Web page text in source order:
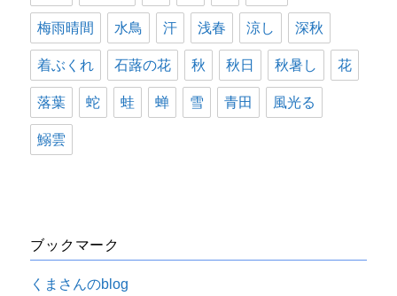
梅雨晴間 水鳥 汗 浅春 涼し 深秋
着ぶくれ 石蕗の花 秋 秋日 秋暑し 花
落葉 蛇 蛙 蝉 雪 青田 風光る
鰯雲
ブックマーク
くまさんのblog